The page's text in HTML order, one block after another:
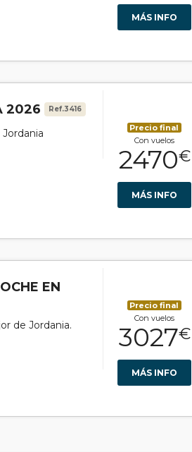
MÁS INFO
2026 Ref.3416
Precio final
Con vuelos
2470€
MÁS INFO
EN
de Jordania.
Precio final
Con vuelos
3027€
MÁS INFO